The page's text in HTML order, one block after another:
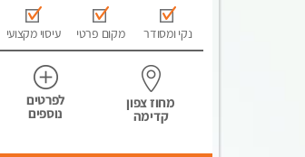
נקי ומסודר מקום פרטי עיסוי מקצועי
מחוז צפון
קדימה
לפרטים
נוספים